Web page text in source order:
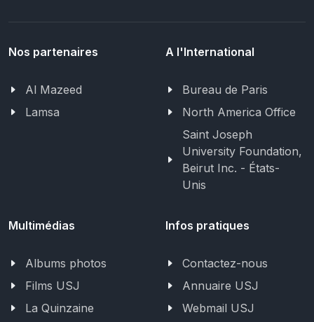
Nos partenaires
Al Mazeed
Lamsa
A l'International
Bureau de Paris
North America Office
Saint Joseph
University Foundation,
Beirut Inc. - États-
Unis
Multimédias
Albums photos
Films USJ
La Quinzaine
Infos pratiques
Contactez-nous
Annuaire USJ
Webmail USJ